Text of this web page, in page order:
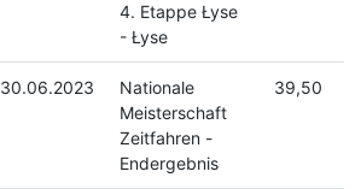
4. Etappe Łyse
- Łyse
30.06.2023
Nationale
Meisterschaft
Zeitfahren -
Endergebnis
39,50